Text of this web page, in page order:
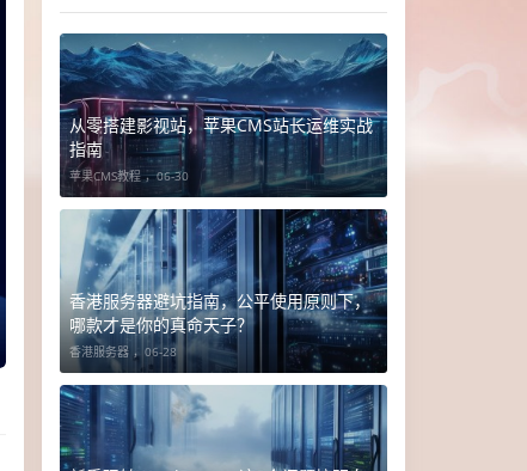
从零搭建影视站，苹果CMS站长运维实战
指南
苹果CMS教程 ，06-30
香港服务器避坑指南，公平使用原则下，
哪款才是你的真命天子？
香港服务器 ， 06-28